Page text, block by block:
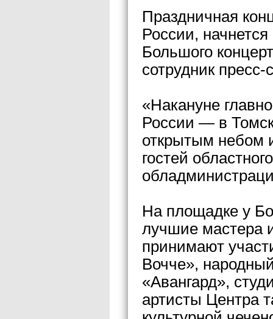
Праздничная
России,
Большого
сотрудник
«Накануне
России — в
открытым небом
гостей
На площадке у
лучшие мастера
принимают
Вочче»,
«Авангард»,
артисты Центра